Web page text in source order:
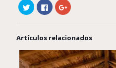
Haz
clic
para
Twitter
(Se
en
una
ventana
Haz
clic
para
Facebook
(Se
en
una
ventana
Haz
clic
Google+
(Se
en
una
ventana
Artículos relacionados